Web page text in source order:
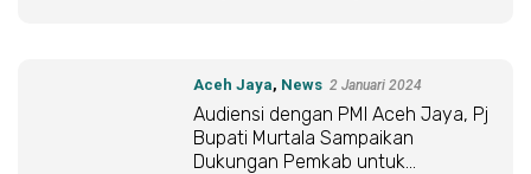
Aceh Jaya, News 2 Januari 2024
Audiensi dengan PMI Aceh Jaya, Pj
Bupati Murtala Sampaikan
Dukungan Pemkab untuk